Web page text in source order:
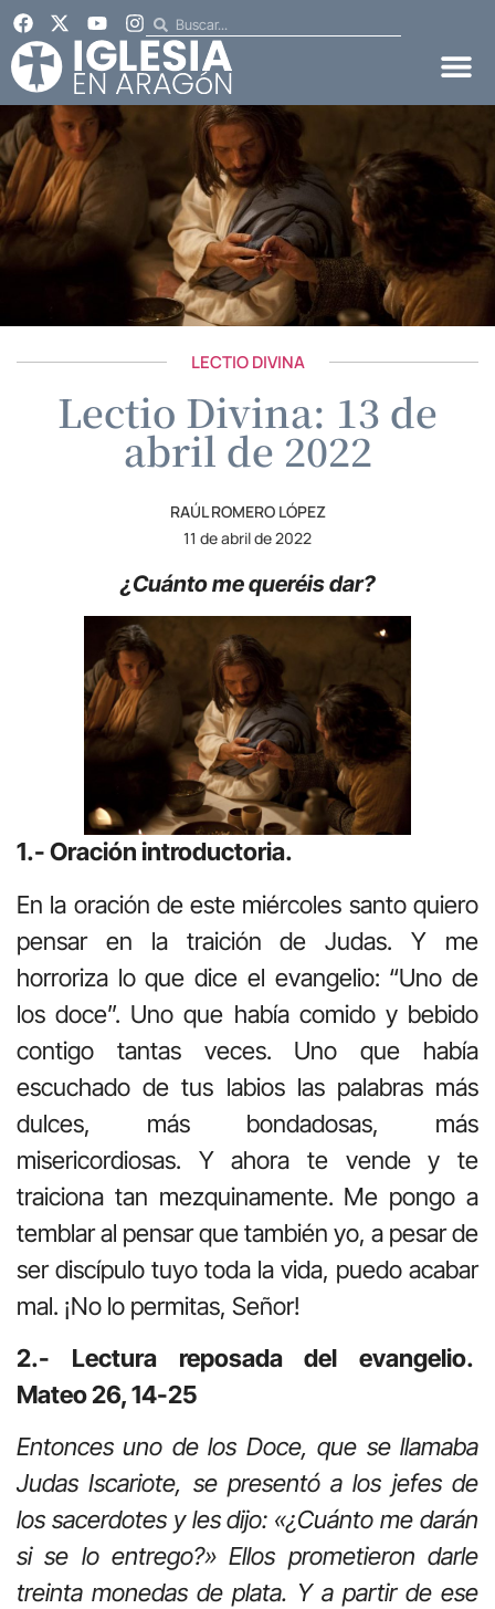
LECTIO DIVINA
Lectio Divina: 13 de
abril de 2022
RAÚL ROMERO LÓPEZ
11 de abril de 2022
¿Cuánto me queréis dar?
1.- Oración introductoria.
En la oración de este miércoles santo quiero
pensar en la traición de Judas. Y me
horroriza lo que dice el evangelio: “Uno de
los doce”. Uno que había comido y bebido
contigo tantas veces. Uno que había
escuchado de tus labios las palabras más
dulces, más bondadosas, más
misericordiosas. Y ahora te vende y te
traiciona tan mezquinamente. Me pongo a
temblar al pensar que también yo, a pesar de
ser discípulo tuyo toda la vida, puedo acabar
mal. ¡No lo permitas, Señor!
2.- Lectura reposada del evangelio.
Mateo 26, 14-25
Entonces uno de los Doce, que se llamaba
Judas Iscariote, se presentó a los jefes de
los sacerdotes y les dijo: «¿Cuánto me darán
si se lo entrego?» Ellos prometieron darle
treinta monedas de plata. Y a partir de ese